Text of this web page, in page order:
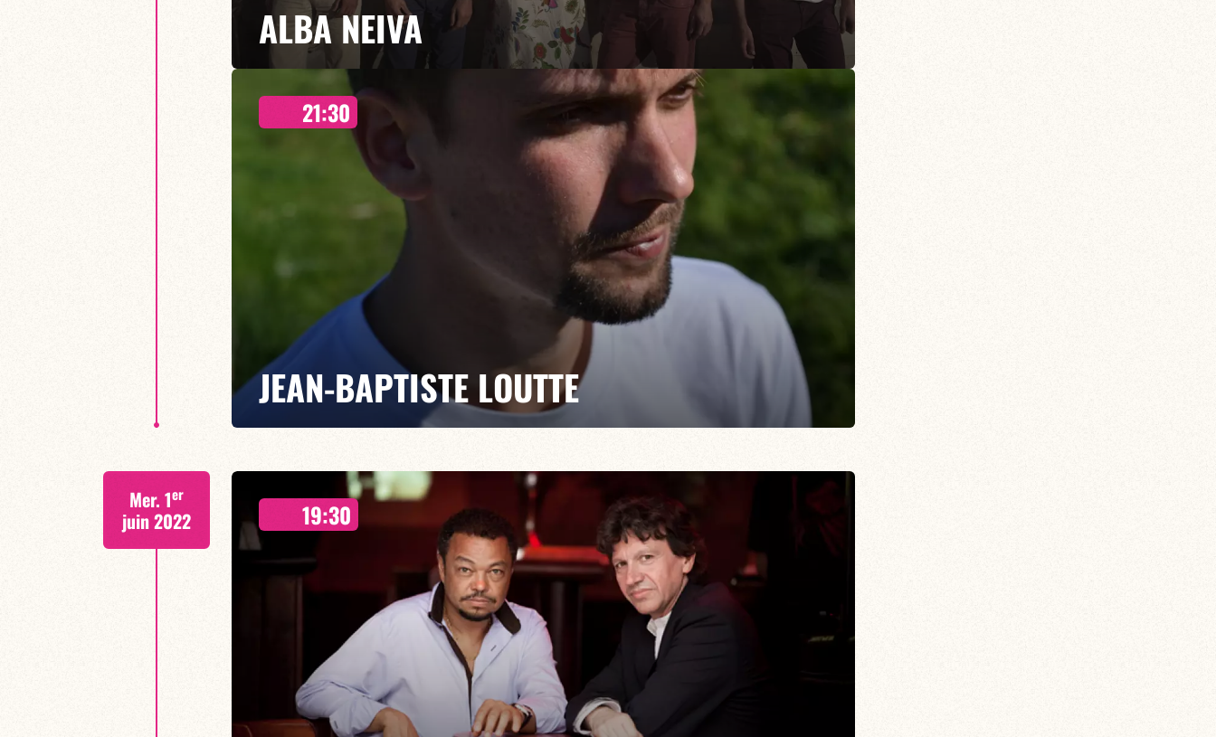
ALBA NEIVA
Rythmiques flamencos, son cubain, samba brésilienne, le tout relevé par les accords
effrénés d’un jazz actuel… La voix chaude et le sourire lumineux de Lucile Chriqui
dansent sur ces mélodies, sur une route entre Buenos Aires et Recife.
21:30
JEAN-BAPTISTE LOUTTE
Jean-Baptiste Loutte présente pour la première fois au Baiser Salé l’univers de Gemini,
dans lequel il compose, chante, joue de la batterie et de la guitare. Derrière ce nom, il
vous propose de partir avec lui pour un voyage intérieur, spirituel et p
Mer. 1er
juin 2022 19:30